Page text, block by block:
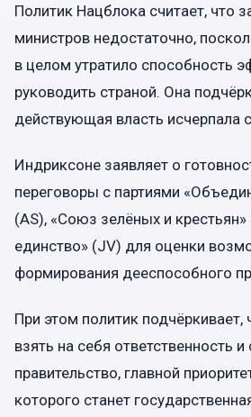
Политик Нацблока считает, что
министров недостаточно,
в целом утратило способность
руководить страной. Она
действующая власть исчерпала
Индриксонe заявляет о
переговоры с партиями
(AS), «Союз зелёных и
единство» (JV) для оценки
формирования дееспособного
При этом политик подчёркивает,
взять на себя ответственность
правительство, главной
которого станет